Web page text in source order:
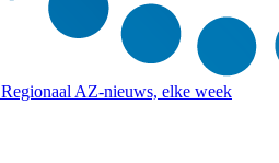
Regionaal AZ-nieuws, elke week